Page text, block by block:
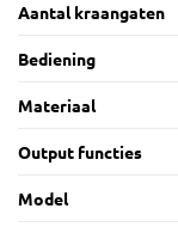
Aantal kraangaten
Bediening
Materiaal
Output functies
Model